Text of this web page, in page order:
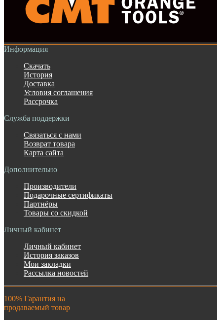
Информация
Скачать
История
Доставка
Условия соглашения
Рассрочка
Служба поддержки
Связаться с нами
Возврат товара
Карта сайта
Дополнительно
Производители
Подарочные сертификаты
Партнёры
Товары со скидкой
Личный кабинет
Личный кабинет
История заказов
Мои закладки
Рассылка новостей
100% Гарантия на
продаваемый товар